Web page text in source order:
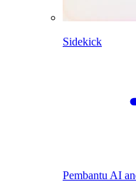
Sidekick
Pembantu AI